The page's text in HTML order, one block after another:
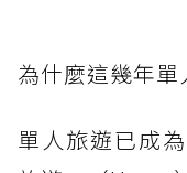
為什麼這幾年單
單人旅遊已成